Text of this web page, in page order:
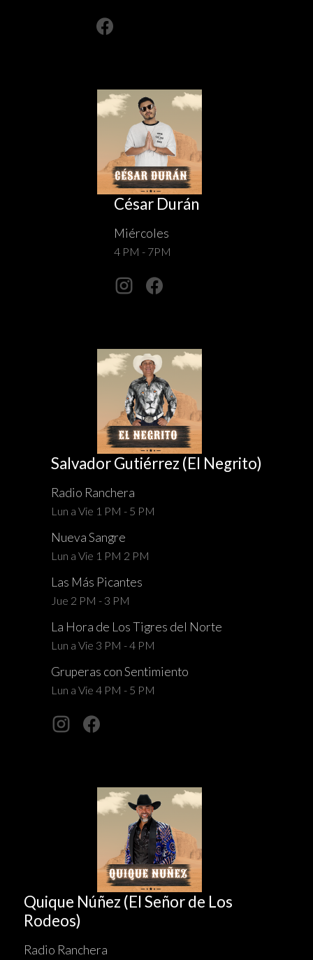
César Durán
Miércoles
4 PM - 7PM
Salvador Gutiérrez (El Negrito)
Radio Ranchera
Lun a Vie 1 PM - 5 PM
Nueva Sangre
Lun a Vie 1 PM 2 PM
Las Más Picantes
Jue 2 PM - 3 PM
La Hora de Los Tigres del Norte
Lun a Vie 3 PM - 4 PM
Gruperas con Sentimiento
Lun a Vie 4 PM - 5 PM
Quique Núñez (El Señor de Los
Rodeos)
Radio Ranchera